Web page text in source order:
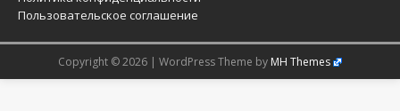
Пользовательское соглашение
Copyright © 2026 | WordPress Theme by MH Themes